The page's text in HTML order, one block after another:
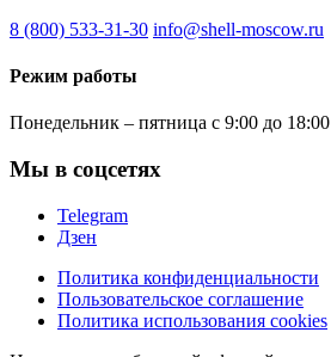
8 (800) 533-31-30 info@shell-moscow.ru
Режим работы
Понедельник – пятница с 9:00 до 18:00
Мы в соцсетях
Telegram
Дзен
Политика конфиденциальности
Пользовательское соглашение
Политика использования cookies